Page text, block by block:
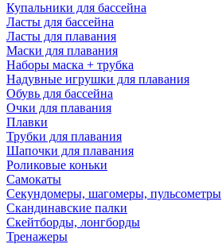
Купальники для бассейна
Ласты для бассейна
Ласты для плавания
Маски для плавания
Наборы маска + трубка
Надувные игрушки для плавания
Обувь для бассейна
Очки для плавания
Плавки
Трубки для плавания
Шапочки для плавания
Роликовые коньки
Самокаты
Секундомеры, шагомеры, пульсометры
Скандинавские палки
Скейтборды, лонгборды
Тренажеры